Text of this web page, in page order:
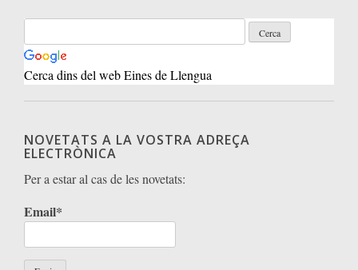
Cerca dins del web Eines de Llengua
NOVETATS A LA VOSTRA ADREÇA
ELECTRÒNICA
Per a estar al cas de les novetats:
Email*